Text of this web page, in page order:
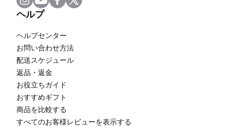
ヘルプ
ヘルプセンター
お問い合わせ方法
配送スケジュール
返品・返金
お役立ちガイド
おすすめギフト
商品を比較する
すべてのお客様レビューを表示する